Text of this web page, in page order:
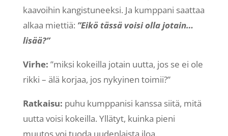
kaavoihin kangistuneeksi. Ja kumppani saattaa
alkaa miettiä: ”Eikö tässä voisi olla jotain…
lisää?”
Virhe: ”miksi kokeilla jotain uutta, jos se ei ole
rikki – älä korjaa, jos nykyinen toimii?”
Ratkaisu: puhu kumppanisi kanssa siitä, mitä
uutta voisi kokeilla. Yllätyt, kuinka pieni